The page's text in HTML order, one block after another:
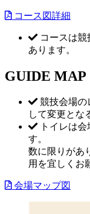
コース図詳細
コースは
あります。
GUIDE MAP
競技会場の
して変更とな
トイレは
す。
数に限りがあ
用を宜しくお
会場マップ図